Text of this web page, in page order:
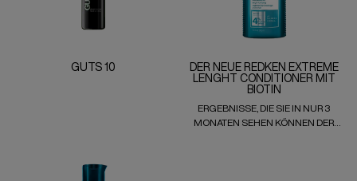
GUTS 10
DER NEUE REDKEN EXTREME
LENGHT CONDITIONER MIT
BIOTIN
ERGEBNISSE, DIE SIE IN NUR 3
MONATEN SEHEN KÖNNEN DER